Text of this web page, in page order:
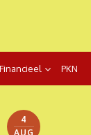
Financieel PKN
4
AUG